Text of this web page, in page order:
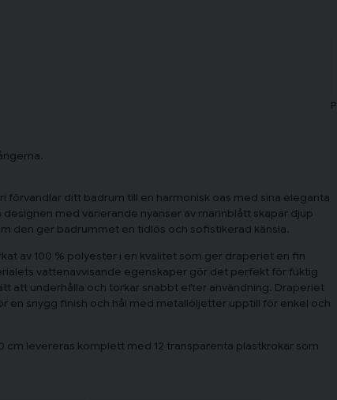
förvandlar ditt badrum till en harmonisk oas med sina eleganta
designen med varierande nyanser av marinblått skapar djup
den ger badrummet en tidlös och sofistikerad känsla.
av 100 % polyester i en kvalitet som ger draperiet en fin
vattenavvisande egenskaper gör det perfekt för fuktig
att underhålla och torkar snabbt efter användning. Draperiet
en snygg finish och hål med metallöljetter upptill för enkel och
cm levereras komplett med 12 transparenta plastkrokar som
enkel. Det klassiska randiga mönstret passar perfekt in i alla